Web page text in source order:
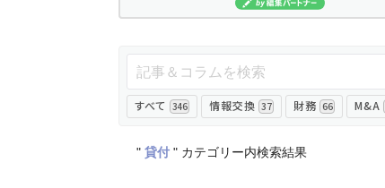
すべて 346 情報交換 37 財務 66 M&A
" 貸付 " カテゴリー内検索結果